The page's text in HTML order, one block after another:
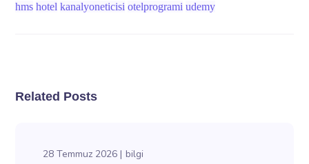
hms hotel kanalyoneticisi otelprogrami udemy
Related Posts
28 Temmuz 2026 bilgi